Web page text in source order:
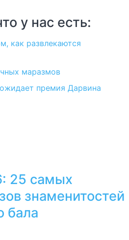
у нас есть:
как развлекаются
маразмов
премия Дарвина
25 самых
знаменитостей
бала